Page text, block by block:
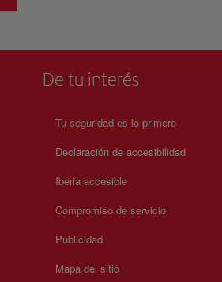
De tu interés
Tu seguridad es lo primero
Declaración de accesibilidad
Iberia accesible
Compromiso de servicio
Publicidad
Mapa del sitio